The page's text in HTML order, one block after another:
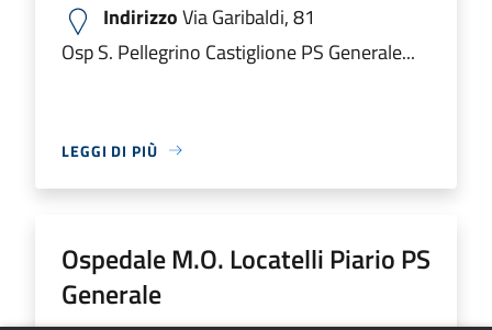
IndirizzoVia Garibaldi, 81
Osp S. Pellegrino Castiglione PS Generale...
LEGGI DI PIÙ
Ospedale M.O. Locatelli Piario PS
Generale